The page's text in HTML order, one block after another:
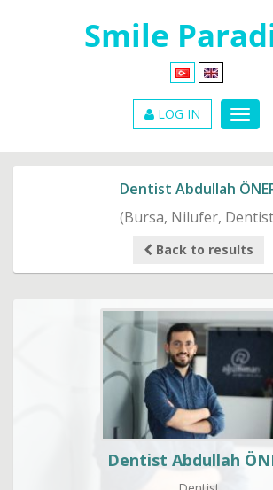
LOG IN
Dentist Abdullah
(Bursa, Nilufer,
Back to results
Dentist Abdullah